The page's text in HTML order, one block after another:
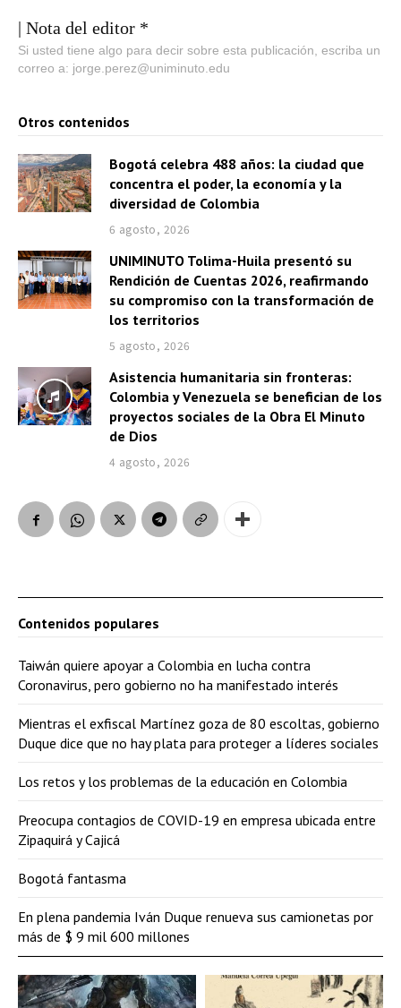
| Nota del editor *
Si usted tiene algo para decir sobre esta publicación, escriba un
correo a: jorge.perez@uniminuto.edu
Otros contenidos
Bogotá celebra 488 años: la ciudad que
concentra el poder, la economía y la
diversidad de Colombia
6 agosto, 2026
UNIMINUTO Tolima-Huila presentó su
Rendición de Cuentas 2026, reafirmando
su compromiso con la transformación de
los territorios
5 agosto, 2026
Asistencia humanitaria sin fronteras:
Colombia y Venezuela se benefician de los
proyectos sociales de la Obra El Minuto
de Dios
4 agosto, 2026
Contenidos populares
Taiwán quiere apoyar a Colombia en lucha contra
Coronavirus, pero gobierno no ha manifestado interés
Mientras el exfiscal Martínez goza de 80 escoltas, gobierno
Duque dice que no hay plata para proteger a líderes sociales
Los retos y los problemas de la educación en Colombia
Preocupa contagios de COVID-19 en empresa ubicada entre
Zipaquirá y Cajicá
Bogotá fantasma
En plena pandemia Iván Duque renueva sus camionetas por
más de $ 9 mil 600 millones